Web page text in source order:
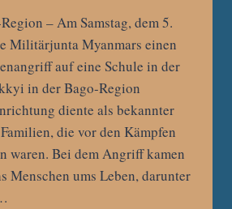
– Am Samstag, dem 5.
Militärjunta Myanmars einen
auf eine Schule in der
in der Bago-Region
diente als bekannter
die vor den Kämpfen
waren. Bei dem Angriff kamen
Menschen ums Leben, darunter